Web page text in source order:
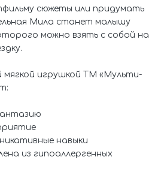
сюжеты или придумать
Мила станет малышу
можно взять с собой на
мягкой игрушкой ТМ «Мульти-
навыки
из гипоаллергенных